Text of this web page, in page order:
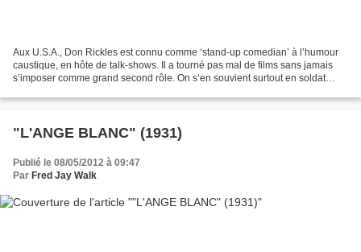
Aux U.S.A., Don Rickles est connu comme ‘stand-up comedian’ à l’humour
caustique, en hôte de talk-shows. Il a tourné pas mal de films sans jamais
s’imposer comme grand second rôle. On s’en souvient surtout en soldat
"L'ANGE BLANC" (1931)
Publié le 08/05/2012 à 09:47
Par Fred Jay Walk